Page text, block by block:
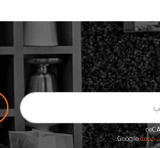
خدمةGoogle.